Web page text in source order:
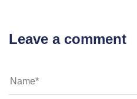
Leave a comment